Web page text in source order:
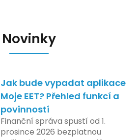
Novinky
Jak bude vypadat aplikace
Moje EET? Přehled funkcí a
povinností
Finanční správa spustí od 1.
prosince 2026 bezplatnou